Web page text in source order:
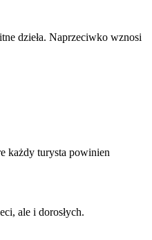
dzieła. Naprzeciwko wznosi
każdy turysta powinien
ale i dorosłych.